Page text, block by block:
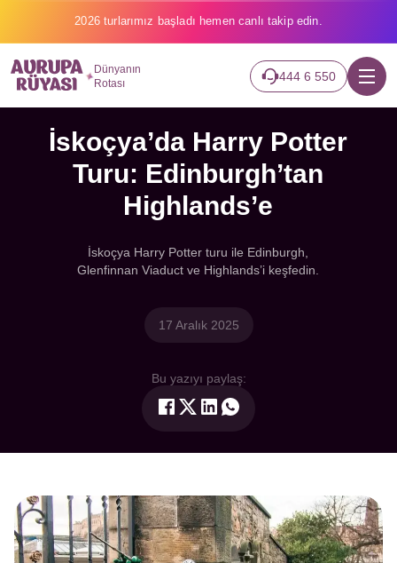
2026 turlarımız başladı hemen canlı takip edin.
Dünyanın
Rotası
444 6 550
İskoçya’da Harry Potter
Turu: Edinburgh’tan
Highlands’e
İskoçya Harry Potter turu ile Edinburgh,
Glenfinnan Viaduct ve Highlands’i keşfedin.
17 Aralık 2025
Bu yazıyı paylaş: